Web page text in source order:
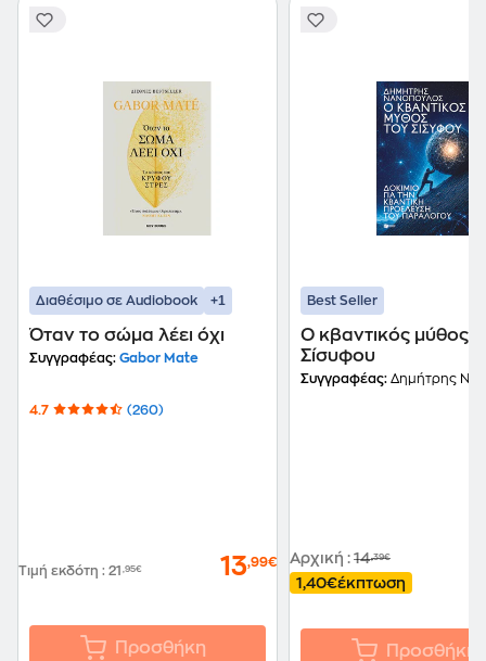
Διαθέσιμο σε Audiobook +1
Όταν το σώμα λέει όχι
Συγγραφέας: Gabor Mate
4.7 (260)
Τιμή εκδότη : 21,95€ 13,99€
Προσθήκη
Best Seller
Ο κβαντικός μύθος
Σίσυφου
Συγγραφέας: Δημήτρης
Αρχική : 14,39€
1,40€έκπτωση
Προσθήκη